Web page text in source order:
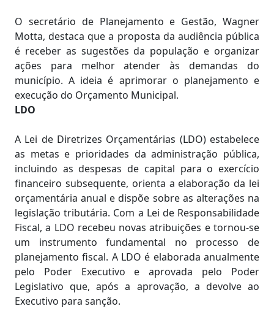
O secretário de Planejamento e Gestão, Wagner
Motta, destaca que a proposta da audiência pública
é receber as sugestões da população e organizar
ações para melhor atender às demandas do
município. A ideia é aprimorar o planejamento e
execução do Orçamento Municipal.
LDO
A Lei de Diretrizes Orçamentárias (LDO) estabelece
as metas e prioridades da administração pública,
incluindo as despesas de capital para o exercício
financeiro subsequente, orienta a elaboração da lei
orçamentária anual e dispõe sobre as alterações na
legislação tributária. Com a Lei de Responsabilidade
Fiscal, a LDO recebeu novas atribuições e tornou-se
um instrumento fundamental no processo de
planejamento fiscal. A LDO é elaborada anualmente
pelo Poder Executivo e aprovada pelo Poder
Legislativo que, após a aprovação, a devolve ao
Executivo para sanção.